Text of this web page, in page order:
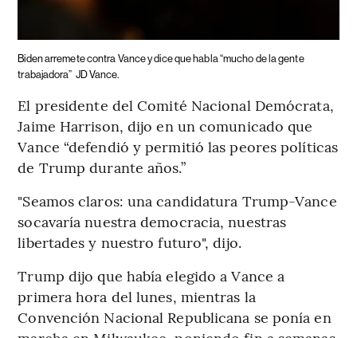
Biden arremete contra Vance y dice que habla “mucho de la gente
trabajadora” JD Vance.
El presidente del Comité Nacional Demócrata,
Jaime Harrison, dijo en un comunicado que
Vance “defendió y permitió las peores políticas
de Trump durante años.”
"Seamos claros: una candidatura Trump-Vance
socavaría nuestra democracia, nuestras
libertades y nuestro futuro", dijo.
Trump dijo que había elegido a Vance a
primera hora del lunes, mientras la
Convención Nacional Republicana se ponía en